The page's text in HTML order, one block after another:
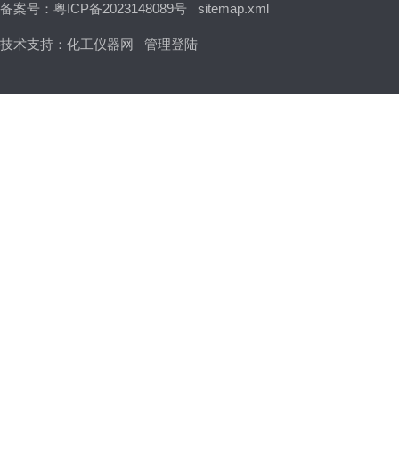
备案号：粤ICP备2023148089号 sitemap.xml
技术支持： 化工仪器网 管理登陆